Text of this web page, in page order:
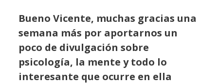
Bueno Vicente, muchas gracias una
semana más por aportarnos un
poco de divulgación sobre
psicología, la mente y todo lo
interesante que ocurre en ella